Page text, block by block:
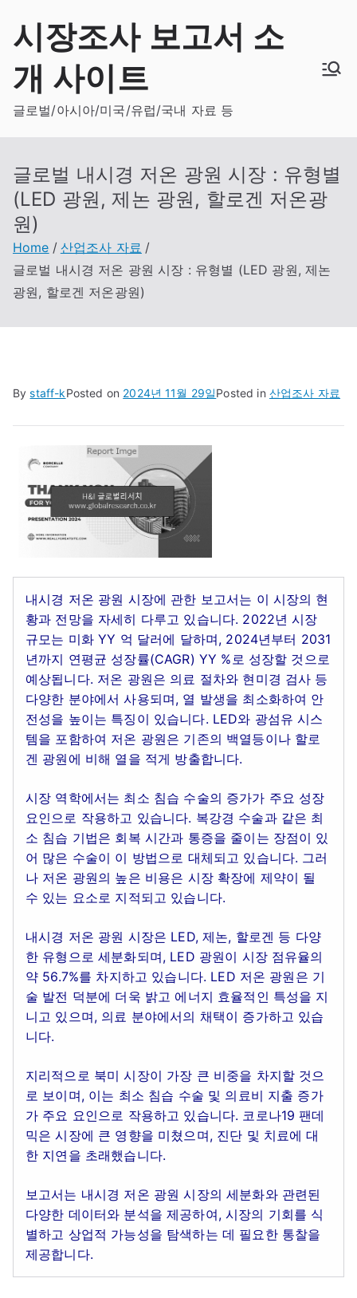
content
시장조사 보고서 소
개 사이트
글로벌/아시아/미국/유럽/국내 자료 등
글로벌 내시경 저온 광원 시장 : 유형별
(LED 광원, 제논 광원, 할로겐 저온광
원)
Home
산업조사 자료
글로벌 내시경 저온 광원 시장 : 유형별 (LED 광원, 제논
광원, 할로겐 저온광원)
Bystaff-kPosted on 2024년 11월 29일Posted in 산업조사 자료
내시경 저온 광원 시장에 관한 보고서는 이 시장의 현
황과 전망을 자세히 다루고 있습니다. 2022년 시장
규모는 미화 YY 억 달러에 달하며, 2024년부터 2031
년까지 연평균 성장률(CAGR) YY %로 성장할 것으로
예상됩니다. 저온 광원은 의료 절차와 현미경 검사 등
다양한 분야에서 사용되며, 열 발생을 최소화하여 안
전성을 높이는 특징이 있습니다. LED와 광섬유 시스
템을 포함하여 저온 광원은 기존의 백열등이나 할로
겐 광원에 비해 열을 적게 방출합니다.
시장 역학에서는 최소 침습 수술의 증가가 주요 성장
요인으로 작용하고 있습니다. 복강경 수술과 같은 최
소 침습 기법은 회복 시간과 통증을 줄이는 장점이 있
어 많은 수술이 이 방법으로 대체되고 있습니다. 그러
나 저온 광원의 높은 비용은 시장 확장에 제약이 될
수 있는 요소로 지적되고 있습니다.
내시경 저온 광원 시장은 LED, 제논, 할로겐 등 다양
한 유형으로 세분화되며, LED 광원이 시장 점유율의
약 56.7%를 차지하고 있습니다. LED 저온 광원은 기
술 발전 덕분에 더욱 밝고 에너지 효율적인 특성을 지
니고 있으며, 의료 분야에서의 채택이 증가하고 있습
니다.
지리적으로 북미 시장이 가장 큰 비중을 차지할 것으
로 보이며, 이는 최소 침습 수술 및 의료비 지출 증가
가 주요 요인으로 작용하고 있습니다. 코로나19 팬데
믹은 시장에 큰 영향을 미쳤으며, 진단 및 치료에 대
한 지연을 초래했습니다.
보고서는 내시경 저온 광원 시장의 세분화와 관련된
다양한 데이터와 분석을 제공하여, 시장의 기회를 식
별하고 상업적 가능성을 탐색하는 데 필요한 통찰을
제공합니다.